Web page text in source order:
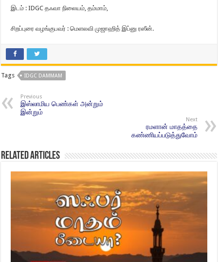
இடம் : IDGC தஃவா நிலையம், தம்மாம்,
சிறப்புரை வழங்குபவர் : மெளலவி முஜாஹித் இப்னு ரஸீன்.
Tags IDGC DAMMAM
Previous
இஸ்லாமிய பெண்கள் அன்றும்
இன்றும்
Next
ரமளான் மாதத்தை
கண்ணியப்படுத்துவோம்
Related Articles